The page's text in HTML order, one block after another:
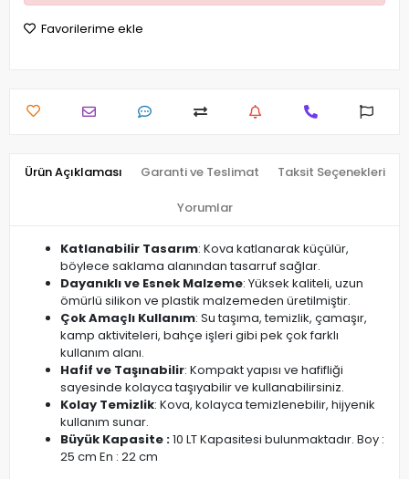
Favorilerime ekle
Ürün Açıklaması Garanti ve Teslimat Taksit Seçenekleri
Yorumlar
Katlanabilir Tasarım: Kova katlanarak küçülür,
böylece saklama alanından tasarruf sağlar.
Dayanıklı ve Esnek Malzeme: Yüksek kaliteli, uzun
ömürlü silikon ve plastik malzemeden üretilmiştir.
Çok Amaçlı Kullanım: Su taşıma, temizlik, çamaşır,
kamp aktiviteleri, bahçe işleri gibi pek çok farklı
kullanım alanı.
Hafif ve Taşınabilir: Kompakt yapısı ve hafifliği
sayesinde kolayca taşıyabilir ve kullanabilirsiniz.
Kolay Temizlik: Kova, kolayca temizlenebilir, hijyenik
kullanım sunar.
Büyük Kapasite :10 LT Kapasitesi bulunmaktadır. Boy :
25 cm En : 22 cm